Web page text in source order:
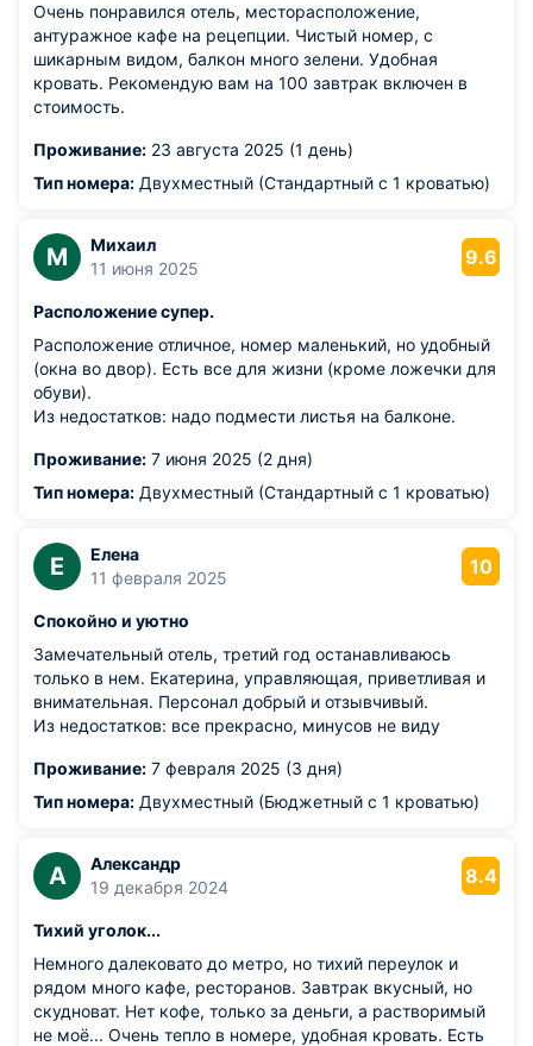
Очень понравился отель, месторасположение,
антуражное кафе на рецепции. Чистый номер, с
шикарным видом, балкон много зелени. Удобная
кровать. Рекомендую вам на 100 завтрак включен в
стоимость.
Проживание: 23 августа 2025 (1 день)
Тип номера: Двухместный (Стандартный с 1 кроватью)
М
Михаил
11 июня 2025
9.6
Расположение супер.
Расположение отличное, номер маленький, но удобный
(окна во двор). Есть все для жизни (кроме ложечки для
обуви).
Из недостатков: надо подмести листья на балконе.
Проживание: 7 июня 2025 (2 дня)
Тип номера: Двухместный (Стандартный с 1 кроватью)
Е
Елена
11 февраля 2025
10
Спокойно и уютно
Замечательный отель, третий год останавливаюсь
только в нем. Екатерина, управляющая, приветливая и
внимательная. Персонал добрый и отзывчивый.
Из недостатков: все прекрасно, минусов не виду
Проживание: 7 февраля 2025 (3 дня)
Тип номера: Двухместный (Бюджетный с 1 кроватью)
А
Александр
19 декабря 2024
8.4
Тихий уголок...
Немного далековато до метро, но тихий переулок и
рядом много кафе, ресторанов. Завтрак вкусный, но
скудноват. Нет кофе, только за деньги, а растворимый
не моё... Очень тепло в номере, удобная кровать. Есть